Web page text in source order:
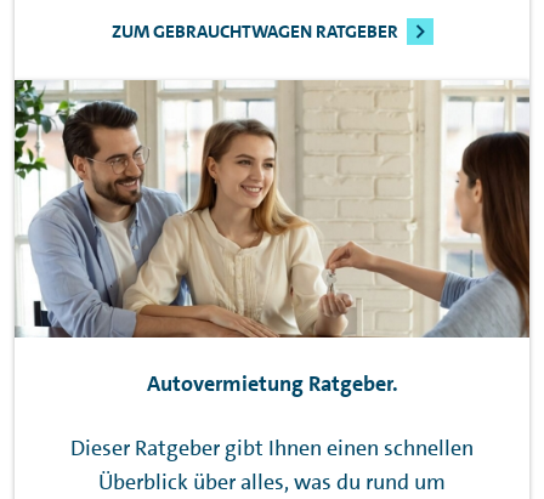
ZUM GEBRAUCHTWAGEN RATGEBER
Autovermietung Ratgeber.
Dieser Ratgeber gibt Ihnen einen schnellen
Überblick über alles, was du rund um